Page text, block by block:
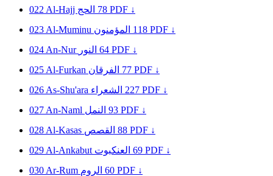
022 Al-Hajj الحج 78 PDF ↓
023 Al-Muminu المؤمنون 118 PDF ↓
024 An-Nur النور 64 PDF ↓
025 Al-Furkan الفرقان 77 PDF ↓
026 As-Shu'ara الشعراء 227 PDF ↓
027 An-Naml النمل 93 PDF ↓
028 Al-Kasas القصص 88 PDF ↓
029 Al-Ankabut العنكبوت 69 PDF ↓
030 Ar-Rum الروم 60 PDF ↓